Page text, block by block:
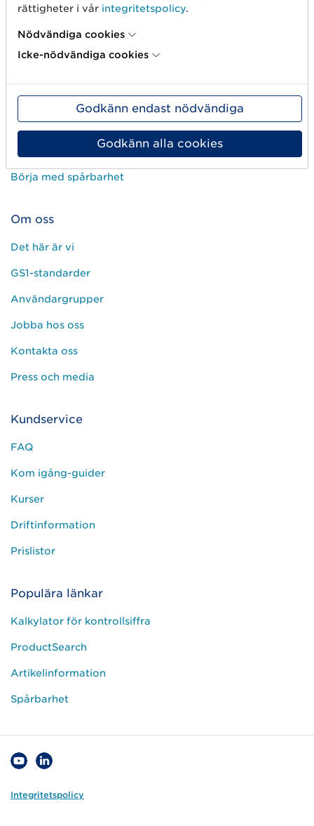
Sälj på marknadsplatser
Dela artikelinformation
Mät produkten rätt
Börja med spårbarhet
Om oss
Det här är vi
GS1-standarder
Användargrupper
Jobba hos oss
Kontakta oss
Press och media
Kundservice
FAQ
Kom igång-guider
Kurser
Driftinformation
Prislistor
Populära länkar
Kalkylator för kontrollsiffra
ProductSearch
Artikelinformation
Spårbarhet
Integritetspolicy
rättigheter i vår integritetspolicy.
Nödvändiga cookies
Icke-nödvändiga cookies
Godkänn endast nödvändiga
Godkänn alla cookies